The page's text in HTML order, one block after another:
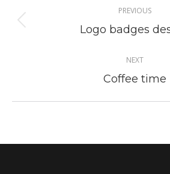
navigation
PREVIOUS
Previous
Logo badges
NEXT
Next
Coffee time